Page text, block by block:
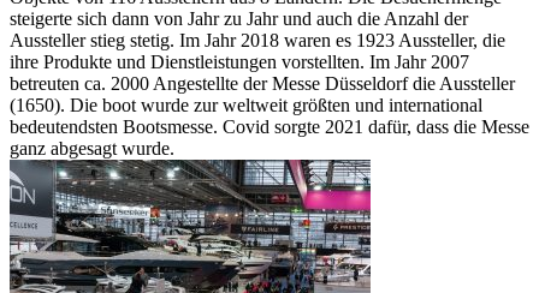
steigerte sich dann von Jahr zu Jahr und auch die Anzahl der
Aussteller stieg stetig. Im Jahr 2018 waren es 1923 Aussteller, die
ihre Produkte und Dienstleistungen vorstellten. Im Jahr 2007
betreuten ca. 2000 Angestellte der Messe Düsseldorf die Aussteller
(1650). Die boot wurde zur weltweit größten und international
bedeutendsten Bootsmesse. Covid sorgte 2021 dafür, dass die Messe
ganz abgesagt wurde.